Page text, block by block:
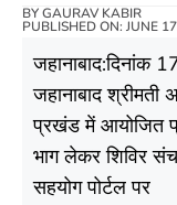
BYGAURAV KABIR
PUBLISHED ON: JUNE
जहानाबाद:दिनांक
जहानाबाद श्रीमती
प्रखंड में आयोजित
भाग लेकर शिविर
सहयोग पोर्टल पर